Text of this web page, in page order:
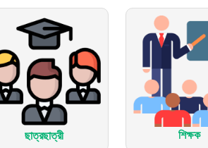
ছাত্রছাত্রী শিক্ষক